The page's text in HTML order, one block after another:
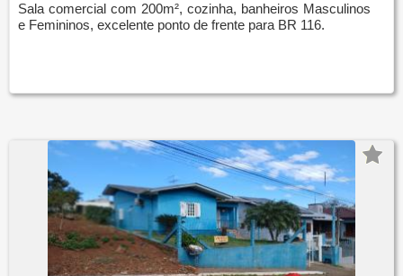
Sala comercial com 200m², cozinha, banheiros Masculinos
e Femininos, excelente ponto de frente para BR 116.